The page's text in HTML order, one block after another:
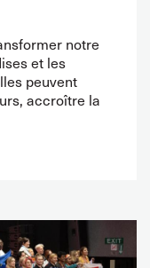
notre
et les
peuvent
accroître la